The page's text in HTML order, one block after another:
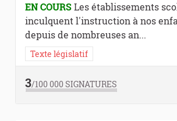
EN COURSLes établissements
inculquent l'instruction à nos
depuis de nombreuses an...
Texte législatif
3/100 000SIGNATURES